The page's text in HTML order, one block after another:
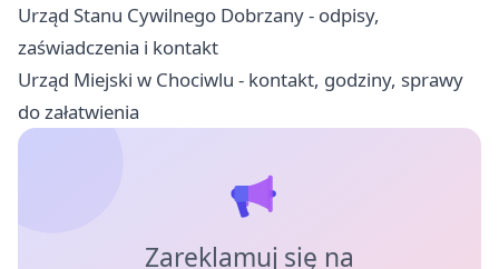
Urząd Stanu Cywilnego Dobrzany - odpisy,
zaświadczenia i kontakt
Urząd Miejski w Chociwlu - kontakt, godziny, sprawy
do załatwienia
Zareklamuj się na